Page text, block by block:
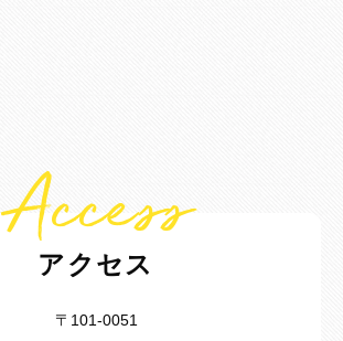
Access
アクセス
〒101-0051